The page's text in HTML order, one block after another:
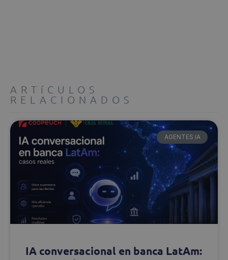
ARTíCULOS
RELACIONADOS
AGENTES IA
IA conversacional en banca LatAm: